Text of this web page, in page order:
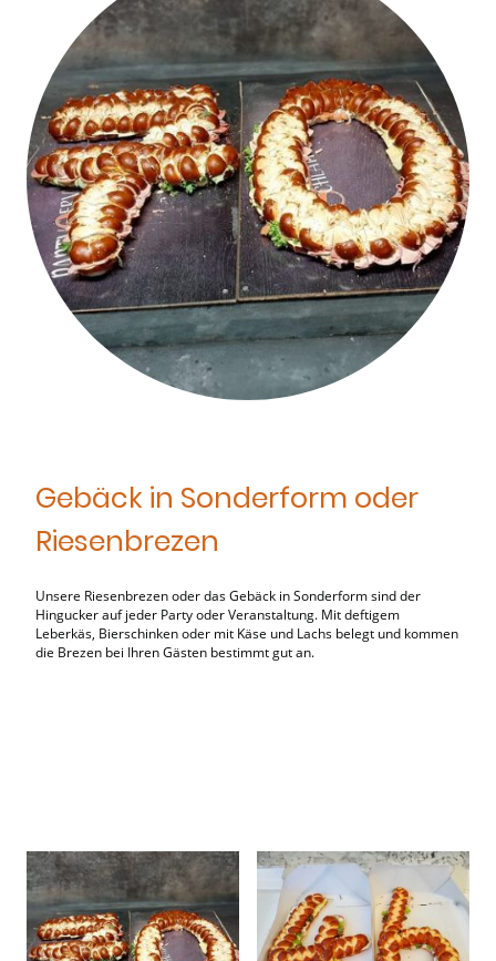
Gebäck in Sonderform oder
Riesenbrezen
Unsere Riesenbrezen oder das Gebäck in Sonderform sind der
Hingucker auf jeder Party oder Veranstaltung. Mit deftigem
Leberkäs, Bierschinken oder mit Käse und Lachs belegt und kommen
die Brezen bei Ihren Gästen bestimmt gut an.